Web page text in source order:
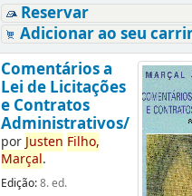
Reservar
Adicionar ao seu
Comentários a
Lei de Licitações
e Contratos
Administrativos/
por Justen Filho,
Marçal.
Edição:8. ed.